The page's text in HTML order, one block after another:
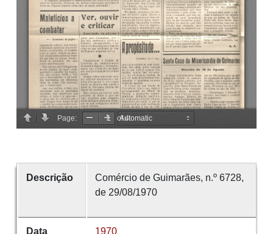
Descrição
Comércio de Guimarães, n.º 6728,
de 29/08/1970
Data 1970